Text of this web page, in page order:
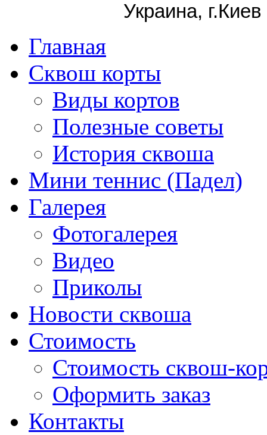
Украина, г.Киев
Главная
Сквош корты
Виды кортов
Полезные советы
История сквоша
Мини теннис (Падел)
Галерея
Фотогалерея
Видео
Приколы
Новости сквоша
Стоимость
Стоимость сквош-
Оформить заказ
Контакты